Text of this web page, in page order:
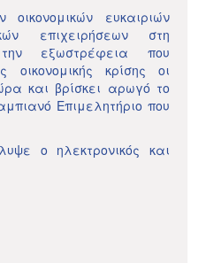
ευκαιριών
επιχειρήσεων στη
εξωστρέφεια που
κρίσης οι
και βρίσκει αρωγό το
Επιμελητήριο που
ο ηλεκτρονικός και